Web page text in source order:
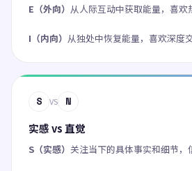
E（外向） 从人际互动中获取能量，喜欢
I（内向） 从独处中恢复能量，喜欢深度
S VS N
实感 vs 直觉
S（实感） 关注当下的具体事实和细节，